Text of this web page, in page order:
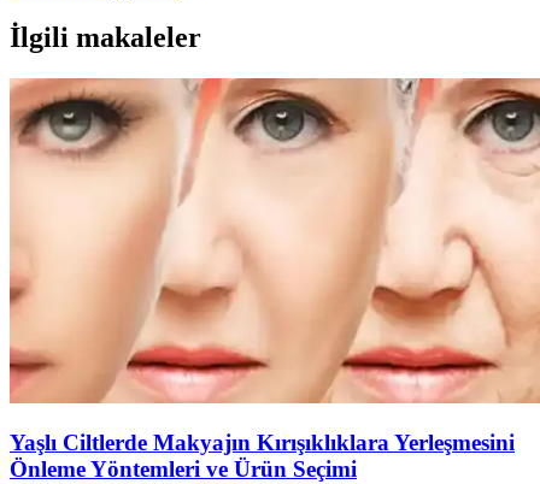
İlgili makaleler
Yaşlı Ciltlerde Makyajın Kırışıklıklara Yerleşmesini
Önleme Yöntemleri ve Ürün Seçimi